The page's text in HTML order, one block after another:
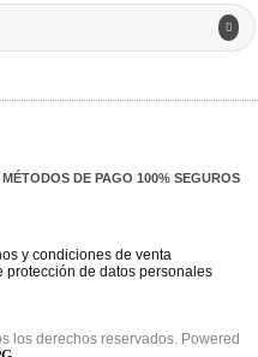
MÉTODOS DE PAGO 100% SEGUROS
y condiciones de venta
protección de datos personales
los derechos reservados. Powered